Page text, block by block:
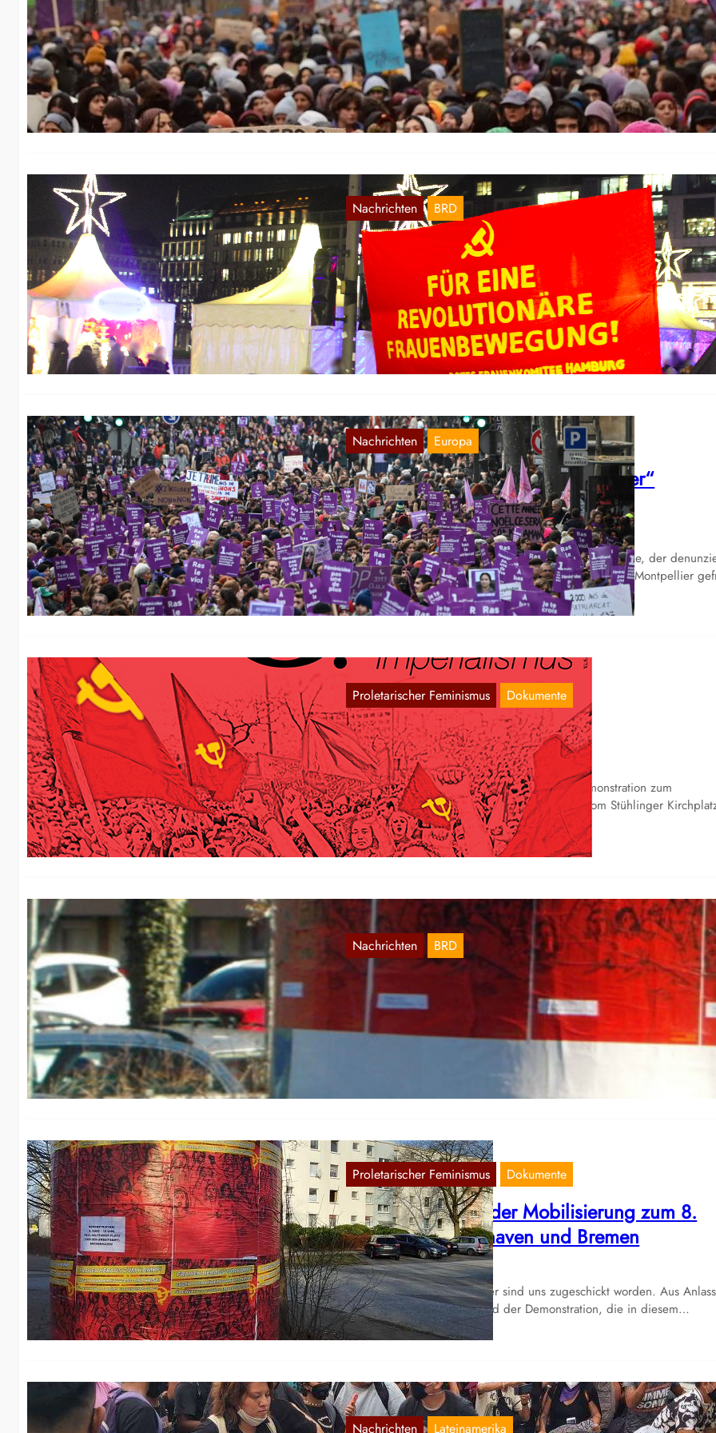
08. März in Berlin
März 12, 2023
Wir veröffentlichen einen Bericht über den Frauenkampftag in Berlin,
der uns zugeschickt wurde:
Nachrichten BRD
Hamburg: Demonstrationen am Tag gegen
Gewalt gegen Frauen
Nov. 29, 2021
Am 25. November, dem internationalen Tag gegen Gewalt gegen
Frauen, fanden in Hamburg zwei Demonstrationen statt.
Nachrichten Europa
Frankreich: Vom „Freund und Helfer“
ausgelacht
Nov. 4, 2021
Nachdem Ende September einTweet veröffentlicht wurde, der
dass ein Vergewaltigungsopfer auf der Polizeiwache in Montpellier
wurde, ob sie…
Proletarischer Feminismus Dokumente
Der 8. März in Freiburg
März 10, 2021
In Freiburg fand wie jedes Jahr eine große Demonstration zum
internationalen Frauenkampftag statt, die sich vom Stühlinger
über den…
Nachrichten BRD
Mobilisierung zum 8. März in Freiburg
März 7, 2021
Folgende Bilder wurden uns aus Freiburg zugesandt: Montag, 8.3.,
Proletarischer Feminismus Dokumente
Einige Eindrücke der Mobilisierung zum 8.
März aus Bremerhaven und Bremen
März 3, 2021
Sämtliche publizierte Bilder sind uns zugeschickt worden. Aus Anlass
des diesjährigen 8. März und der Demonstration, die in diesem…
Nachrichten Lateinamerika